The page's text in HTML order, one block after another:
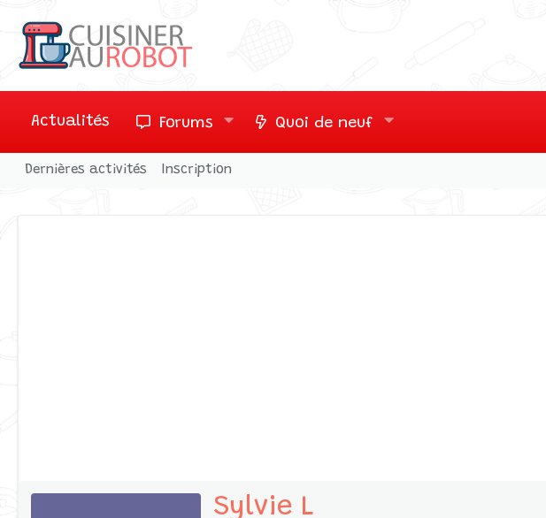
Actualités Forums Quoi de neuf
Dernières activités Inscription
Sylvie L